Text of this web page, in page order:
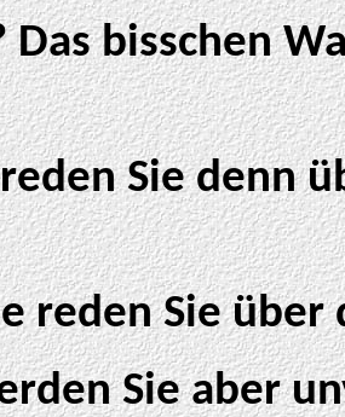
Das bisschen
Sie denn
reden Sie
Sie aber